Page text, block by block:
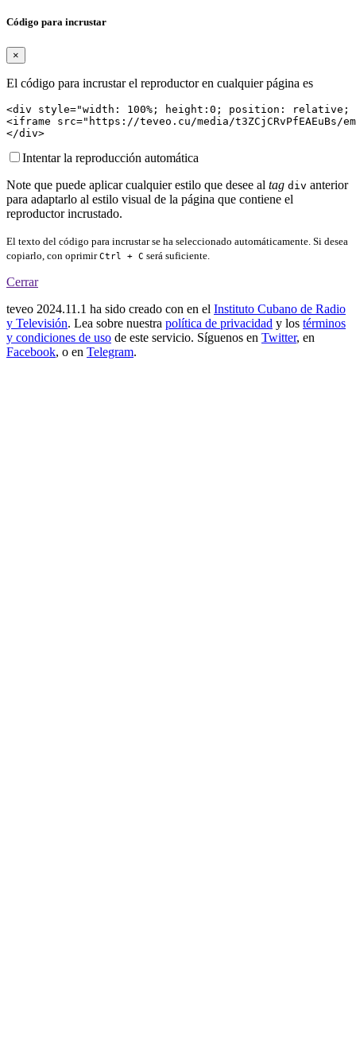
Código para incrustar
×
El código para incrustar el reproductor en cualquier página es
<div style="width: 100%; height:0; position: relative;
<iframe src="https://teveo.cu/media/
</div>
Intentar la reproducción automática
Note que puede aplicar cualquier estilo que desee al tag div anterior
para adaptarlo al estilo visual de la página que contiene el
reproductor incrustado.
El texto del código para incrustar se ha seleccionado automáticamente. Si desea
copiarlo, con oprimirCtrl + C será suficiente.
Cerrar
teveo 2024.11.1 ha sido creado con en el Instituto Cubano de Radio
y Televisión. Lea sobre nuestra política de privacidad y los términos
y condiciones de uso de este servicio. Síguenos en Twitter, en
Facebook, o en Telegram.